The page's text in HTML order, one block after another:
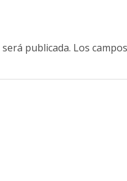
publicada. Los